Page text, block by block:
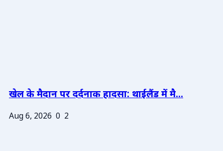
खेल के मैदान पर दर्दनाक हादसा: थाईलैंड में मै...
Aug 6, 2026 0 2